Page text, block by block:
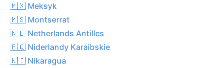
🇲🇽 Meksyk
🇲🇸 Montserrat
🇳🇱 Netherlands Antilles
🇧🇶 Niderlandy Karaibskie
🇳🇮 Nikaragua